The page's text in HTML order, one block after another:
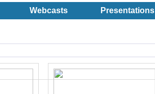
Webcasts Presentations